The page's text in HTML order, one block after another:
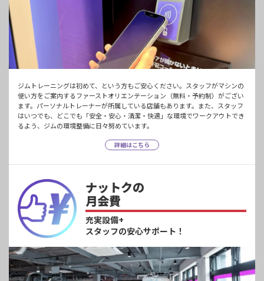
ジムトレーニングは初めて、という方もご安心ください。スタッフがマシンの
使い方をご案内するファーストオリエンテーション（無料・予約制）がござい
ます。パーソナルトレーナーが所属している店舗もあります。また、スタッフ
はいつでも、どこでも「安全・安心・清潔・快適」な環境でワークアウトでき
るよう、ジムの環境整備に日々努めています。
詳細はこちら
ナットクの
月会費
充実設備+
スタッフの安心サポート！